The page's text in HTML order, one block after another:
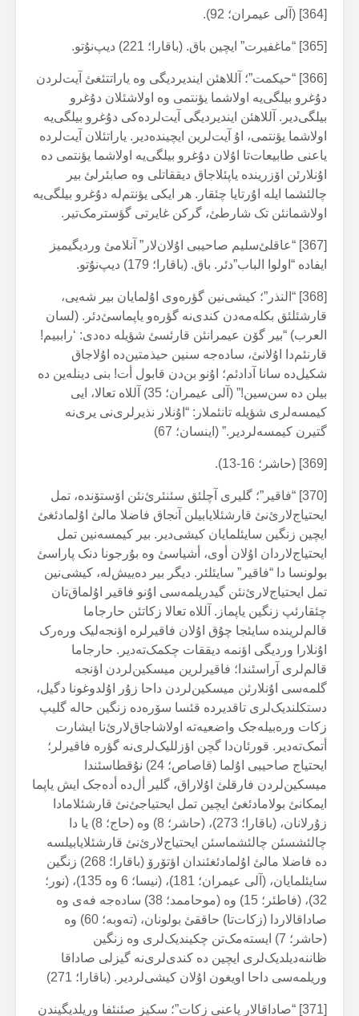
[364] (آلی عیمران؛ 92).
[365] “ماغفیرت” ایچین باق. (باقارا؛ 221) دیپ‌نۇتو.
[366] “حیکمت”؛ آللاهئن ایندیردیگی وە یاراتتئغئ آیت‌لردن
دۇغرو بیلگی‌یە اولاشما یؤنتمی وە اولاشئلان دۇغرو
بیلگی‌دیر. آللاهئن ایندیردیگی آیت‌لردەکی دۇغرو بیلگی‌یە
اولاشما یؤنتمی، اۇ آیت‌لرین ایچیندەدیر. یاراتئلان آیت‌لردە
یاعنی طابیعات‌تا اۇلان دۇغرو بیلگی‌یە اولاشما یؤنتمی دە
اۇنلارئن اۆزریندە یاپئلاجاق دیققاتلی وە صابئرلئ بیر
چالئشما ایلە اۇرتایا چئقار. هر ایکی یؤنتم‌لە دۇغرو بیلگی‌یە
اولاشمانئن تک شارطئ، گرکن غایرتی گؤسترمک‌تیر.
[367] “عاقلئ‌سلیم صاحیبی اۇلان‌لار” آنلامئ وردیگیمیز
ایفادە “اولوا الباب”دئر. باق. (باقارا؛ 179) دیپ‌نۇتو.
[368] “النذر”؛ کیشی‌نین گؤرەوی اۇلمایان بیر شەیی،
قارشئلئق بکلەمەدن کندی‌نە گؤرەو یاپماسئ‌دئر. (لسان
العرب) “بیر گۆن عیمرانئن قارئسئ شؤیلە دەدی: ‘راببیم!
قارنئم‌دا اۇلانئ، سادەجە سنین حیذمتین‌دە اۇلاجاق
شکیل‌دە سانا آدادئم؛ اۇنو بن‌دن قابول أت! بنی دینلەین دە
بیلن دە سن‌سین!” (آلی عیمران؛ 35) آللاە تعالا، ایی
کیمسەلری شؤیلە تانئملار: “اۇنلار نذیرلری‌نی یری‌نە
گتیرن کیمسەلردیر.” (اینسان؛ 67)
[369] (حاشر؛ 16-13).
[370] “فاقیر”؛ گلیری آچلئق سئنئرئ‌نئن اۆستۆندە، تمل
ایحتیاج‌لارئ‌نئ قارشئلایابیلن آنجاق فاضلا مالئ اۇلمادئغئ
ایچین زنگین سایئلمایان کیشی‌دیر. بیر کیمسەنین تمل
ایحتیاج‌لاردان اۇلان أوی، أشیاسئ وە بۇرجونا دنک پاراسئ
بولونسا دا “فاقیر” سایئلئر. دیگر بیر دەییش‌لە، کیشی‌نین
تمل ایحتیاج‌لارئ‌نئن گیدریلمەسی اۇنو فاقیر اۇلماق‌تان
چئقارئپ زنگین یاپماز. آللاە تعالا زکاتئن حارجاما
قالم‌لریندە سایئجا چۇق اۇلان فاقیرلرە اؤنجەلیک ورەرک
اۇنلارا وردیگی اؤنمە دیققات چکمک‌تەدیر. حارجاما
قالم‌لری آراسئندا؛ فاقیرلرین میسکین‌لردن اؤنجە
گلمەسی اۇنلارئن میسکین‌لردن داحا زۇر اۇلدوغونا دگیل،
دستکلندیک‌لری تاقدیردە قئسا سۆرەدە زنگین حالە گلیپ
زکات ورەبیلەجک واضعیەتە اولاشاجاق‌لارئ‌نا ایشارت
أتمک‌تەدیر. قورئان‌دا گچن اؤزللیک‌لری‌نە گؤرە فاقیرلر؛
ایحتیاج صاحیبی اۇلما (قاصاص؛ 24) نۇقطاسئندا
میسکین‌لردن فارقلئ اۇلاراق، گلیر أل‌دە أدەجک ایش یاپما
ایمکانئ بولامادئغئ ایچین تمل ایحتیاجئ‌نئ قارشئلامادا
زۇرلانان، (باقارا؛ 273)، (حاشر؛ 8) وە (حاج؛ 8) یا دا
چالئشسئن چالئشماسئن ایحتیاج‌لارئ‌نئ قارشئلایابیلسە
دە فاضلا مالئ اۇلمادئغئندان اؤتۆرۆ (باقارا؛ 268) زنگین
سایئلمایان، (آلی عیمران؛ 181)، (نیسا؛ 6 وە 135)، (نور؛
32)، (فاطئر؛ 15) وە (موحاممد؛ 38) سادەجە فەی وە
صاداقالاردا (زکات‌تا) حاققئ بولونان، (تەوبە؛ 60) وە
(حاشر؛ 7) ایستەمک‌تن چکیندیک‌لری وە زنگین
ظاننەدیلدیک‌لری ایچین دە کندی‌لری‌نە گیزلی صاداقا
وریلمەسی داحا اویغون اۇلان کیشی‌لردیر. (باقارا؛ 271)
[371] “صاداقالار یاعنی زکات”؛ سکیز صئنئفا وریلدیگیندن